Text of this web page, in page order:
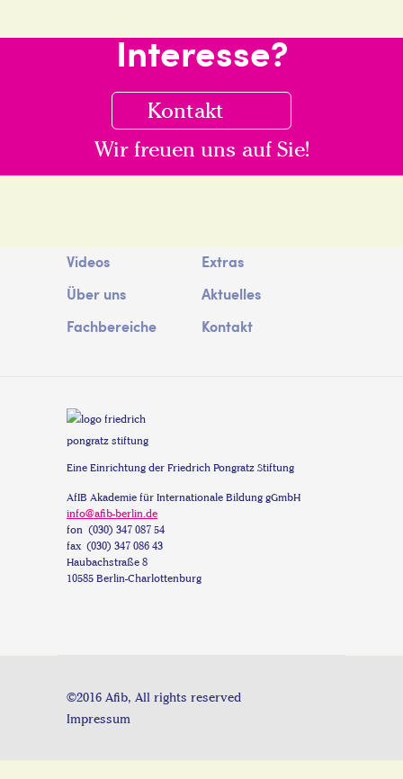
Interesse?
Kontakt
Wir freuen uns auf Sie!
Hauptnavigation
Videos
Über uns
Fachbereiche
Extras
Aktuelles
Kontakt
Eine Einrichtung der Friedrich Pongratz Stiftung
AfIB Akademie für Internationale Bildung gGmbH
info@afib-berlin.de
fon (030) 347 087 54
fax (030) 347 086 43
Haubachstraße 8
10585 Berlin-Charlottenburg
©2016 Afib, All rights reserved
Impressum